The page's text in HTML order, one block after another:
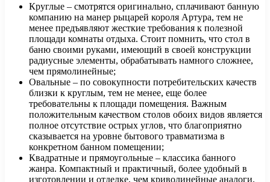
Круглые – смотрятся оригинально, сплачивают банную
компанию на манер рыцарей короля Артура, тем не
менее предъявляют жесткие требования к полезной
площади комнаты отдыха. Стоит помнить, что стол в
баню своими руками, имеющий в своей конструкции
радиусные элементы, обрабатывать намного сложнее,
чем прямолинейные;
Овальные – по совокупности потребительских качеств
близки к круглым, тем не менее, еще более
требовательны к площади помещения. Важным
положительным качеством столов обоих видов является
полное отсутствие острых углов, что благоприятно
сказывается на уровне бытового травматизма в
конкретном банном помещении;
Квадратные и прямоугольные – классика банного
жанра. Компактный и практичный, более удобный в
изготовлении и отделке, чем криволинейные аналоги.